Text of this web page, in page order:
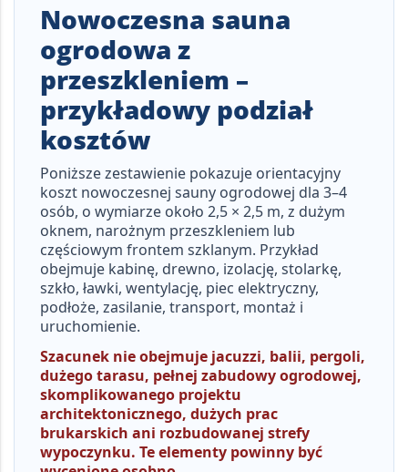
Nowoczesna sauna
ogrodowa z
przeszkleniem –
przykładowy podział
kosztów
Poniższe zestawienie pokazuje orientacyjny
koszt nowoczesnej sauny ogrodowej dla 3–4
osób, o wymiarze około 2,5 × 2,5 m, z dużym
oknem, narożnym przeszkleniem lub
częściowym frontem szklanym. Przykład
obejmuje kabinę, drewno, izolację, stolarkę,
szkło, ławki, wentylację, piec elektryczny,
podłoże, zasilanie, transport, montaż i
uruchomienie.
Szacunek nie obejmuje jacuzzi, balii, pergoli,
dużego tarasu, pełnej zabudowy ogrodowej,
skomplikowanego projektu
architektonicznego, dużych prac
brukarskich ani rozbudowanej strefy
wypoczynku. Te elementy powinny być